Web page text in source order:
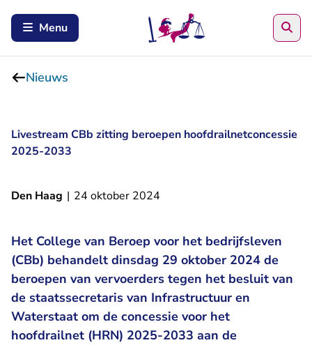
Menu
Nieuws
Livestream CBb zitting beroepen hoofdrailnetconcessie
2025-2033
Den Haag | 24 oktober 2024
Het College van Beroep voor het bedrijfsleven
(CBb) behandelt dinsdag 29 oktober 2024 de
beroepen van vervoerders tegen het besluit van
de staatssecretaris van Infrastructuur en
Waterstaat om de concessie voor het
hoofdrailnet (HRN) 2025-2033 aan de